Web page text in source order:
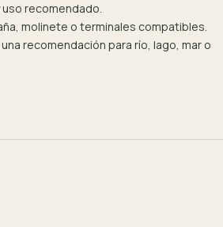
recomendado.
molinete o terminales compatibles.
recomendación para río, lago, mar o